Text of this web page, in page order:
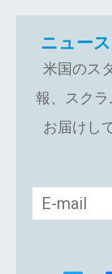
ニュー
米国のス
報、スク
お届けし